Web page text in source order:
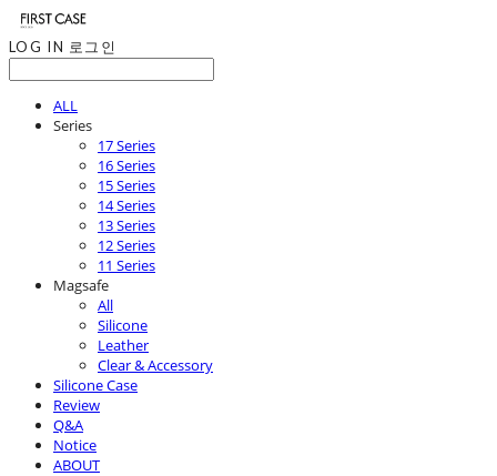
LOG IN 로그인
ALL
Series
17 Series
16 Series
15 Series
14 Series
13 Series
12 Series
11 Series
Magsafe
All
Silicone
Leather
Clear & Accessory
Silicone Case
Review
Q&A
Notice
ABOUT